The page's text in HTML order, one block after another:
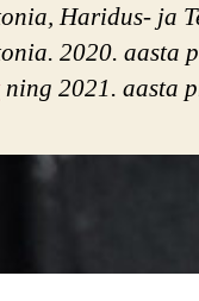
Haridus- ja
2020. aasta
ning 2021. aasta